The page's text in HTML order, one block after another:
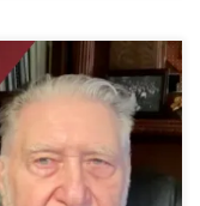
исследований
на стыке
поиска
из-за